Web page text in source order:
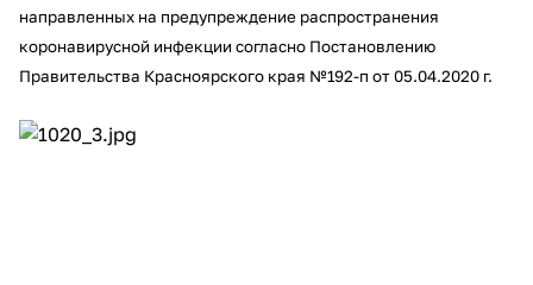
направленных на предупреждение распространения
коронавирусной инфекции согласно Постановлению
Правительства Красноярского края №192-п от 05.04.2020 г.
об оплате Плайтом